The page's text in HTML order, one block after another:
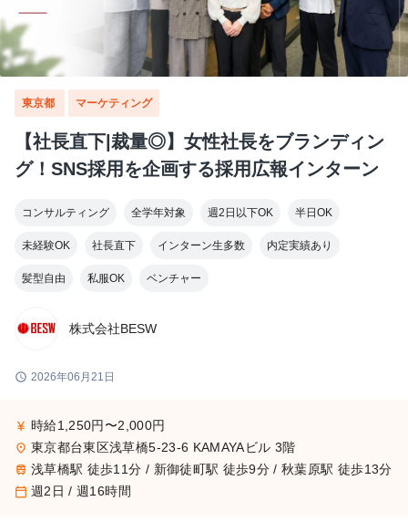
東京都 マーケティング
【社長直下|裁量◎】女性社長をブランディン
グ！SNS採用を企画する採用広報インターン
コンサルティング 全学年対象 週2日以下OK 半日OK
未経験OK 社長直下 インターン生多数 内定実績あり
髪型自由 私服OK ベンチャー
株式会社BESW
schedule 2026年06月21日
currency_yen 時給1,250円〜2,000円
place 東京都台東区浅草橋5-23-6 KAMAYAビル 3階
train 浅草橋駅 徒歩11分 / 新御徒町駅 徒歩9分 / 秋葉原駅 徒歩13分
calendar_today 週2日 / 週16時間